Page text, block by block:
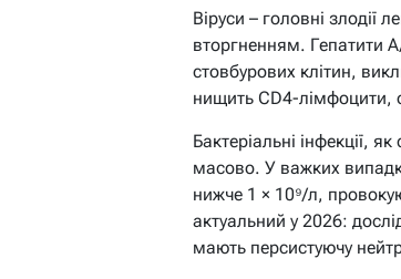
Віруси – головні злодії
вторгненням. Гепатити
стовбурових клітин,
нищить CD4-лімфоцити,
Бактеріальні інфекції,
масово. У важких
нижче 1 × 10⁹/л,
актуальний у 2026:
мають персистуючу